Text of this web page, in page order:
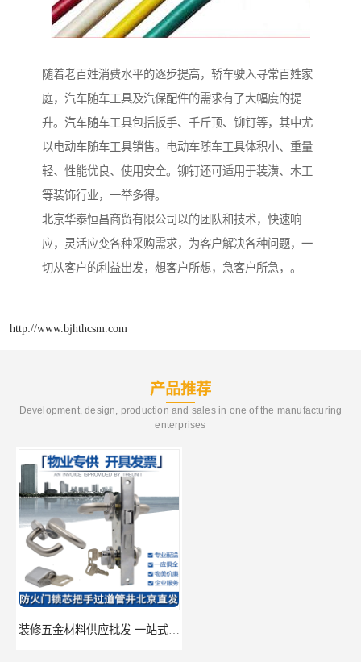
随着老百姓消费水平的逐步提高，轿车驶入寻常百姓家
庭，汽车随车工具及汽保配件的需求有了大幅度的提
升。汽车随车工具包括扳手、千斤顶、铆钉等，其中尤
以电动车随车工具销售。电动车随车工具体积小、重量
轻、性能优良、使用安全。铆钉还可适用于装潢、木工
等装饰行业，一举多得。
北京华泰恒昌商贸有限公司以的团队和技术，快速响
应，灵活应变各种采购需求，为客户解决各种问题，一
切从客户的利益出发，想客户所想，急客户所急，。
http://www.bjhthcsm.com
产品推荐
Development, design, production and sales in one of the manufacturing
enterprises
装修五金材料供应批发 一站式供应